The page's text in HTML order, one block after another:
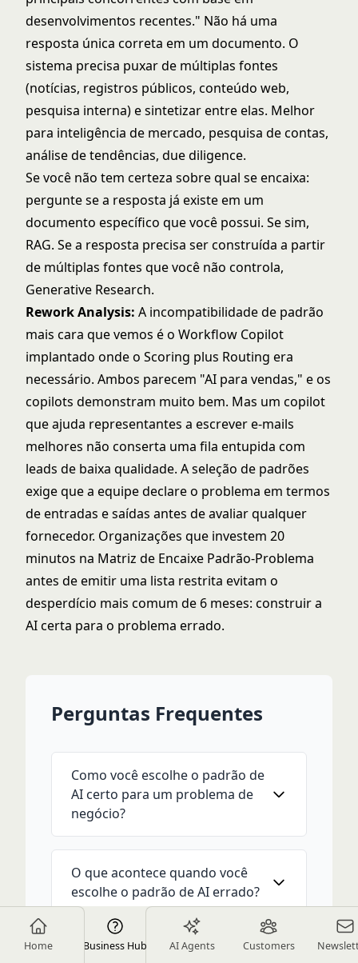
Home Business Hub AI Agents Customers
desenvolvimentos recentes." Não há uma
resposta única correta em um documento. O
sistema precisa puxar de múltiplas fontes
(notícias, registros públicos, conteúdo web,
pesquisa interna) e sintetizar entre elas. Melhor
para inteligência de mercado, pesquisa de contas,
análise de tendências, due diligence.
Se você não tem certeza sobre qual se encaixa:
pergunte se a resposta já existe em um
documento específico que você possui. Se sim,
RAG. Se a resposta precisa ser construída a partir
de múltiplas fontes que você não controla,
Generative Research.
Rework Analysis: A incompatibilidade de padrão
mais cara que vemos é o Workflow Copilot
implantado onde o Scoring plus Routing era
necessário. Ambos parecem "AI para vendas," e os
copilots demonstram muito bem. Mas um copilot
que ajuda representantes a escrever e-mails
melhores não conserta uma fila entupida com
leads de baixa qualidade. A seleção de padrões
exige que a equipe declare o problema em termos
de entradas e saídas antes de avaliar qualquer
fornecedor. Organizações que investem 20
minutos na Matriz de Encaixe Padrão-Problema
antes de emitir uma lista restrita evitam o
desperdício mais comum de 6 meses: construir a
AI certa para o problema errado.
Perguntas Frequentes
Como você escolhe o padrão de
AI certo para um problema de
negócio?
O que acontece quando você
escolhe o padrão de AI errado?
Qual é a incompatibilidade de